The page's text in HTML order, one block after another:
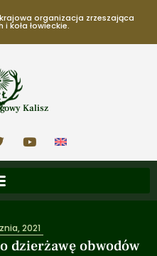
organizacja zrzeszająca
koła łowieckie.
Kalisz
dzierżawę obwodów
2021